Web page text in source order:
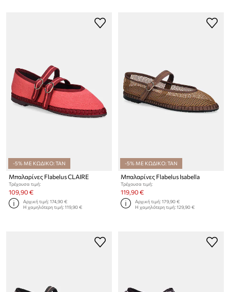
-5% ΜΕ ΚΩΔΙΚΟ: TAN
Μπαλαρίνες Flabelus CLAIRE
Τρέχουσα τιμή:
109,90 €
Αρχική τιμή:174,90 €
Η χαμηλότερη τιμή:119,90 €
-5% ΜΕ ΚΩΔΙΚΟ: TAN
Μπαλαρίνες Flabelus Isabella
Τρέχουσα τιμή:
119,90 €
Αρχική τιμή:179,90 €
Η χαμηλότερη τιμή:129,90 €